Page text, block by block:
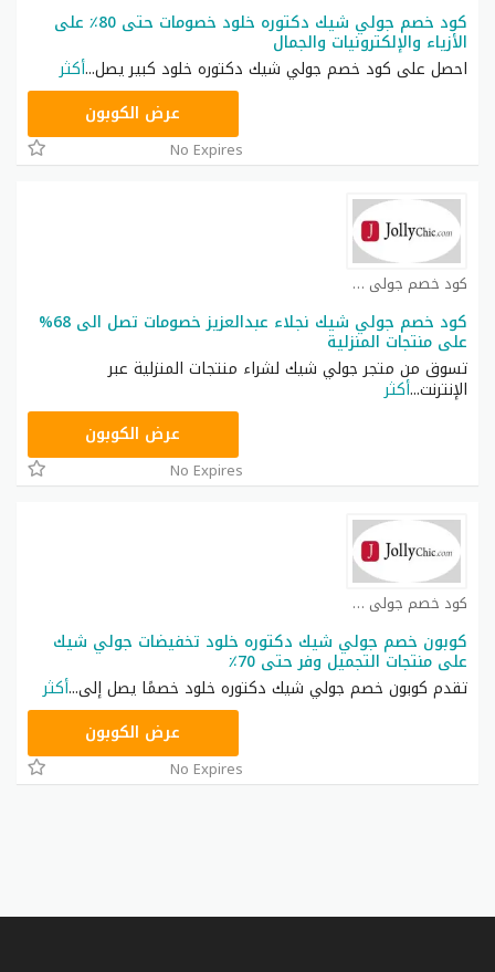
كود خصم جولي شيك دكتوره خلود خصومات حتى 80٪ على
الأزياء والإلكترونيات والجمال
احصل على كود خصم جولي شيك دكتوره خلود كبير يصل...أكثر
عرض الكوبون
No Expires
كود خصم جولي شيك كوبون
كود خصم جولي شيك نجلاء عبدالعزيز خصومات تصل الى 68%
على منتجات المنزلية
تسوق من متجر جولي شيك لشراء منتجات المنزلية عبر
الإنترنت...أكثر
عرض الكوبون
No Expires
كود خصم جولي شيك كوبون
كوبون خصم جولي شيك دكتوره خلود تخفيضات جولي شيك
على منتجات التجميل وفر حتى 70٪
تقدم كوبون خصم جولي شيك دكتوره خلود خصمًا يصل إلى...أكثر
عرض الكوبون
No Expires